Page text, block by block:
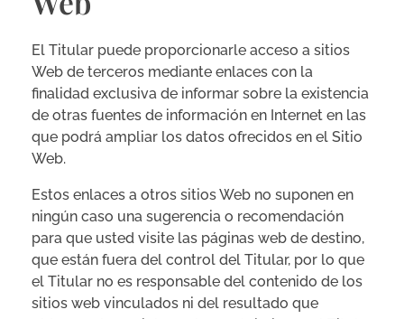
El Titular puede proporcionarle acceso a sitios
Web de terceros mediante enlaces con la
finalidad exclusiva de informar sobre la existencia
de otras fuentes de información en Internet en las
que podrá ampliar los datos ofrecidos en el Sitio
Web.
Estos enlaces a otros sitios Web no suponen en
ningún caso una sugerencia o recomendación
para que usted visite las páginas web de destino,
que están fuera del control del Titular, por lo que
el Titular no es responsable del contenido de los
sitios web vinculados ni del resultado que